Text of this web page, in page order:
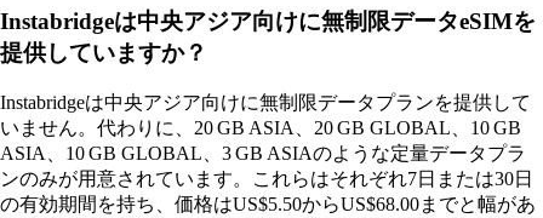
Instabridgeは中央アジア向けに無制限データeSIMを
提供していますか？
Instabridgeは中央アジア向けに無制限データプランを提供して
いません。代わりに、20 GB ASIA、20 GB GLOBAL、10 GB
ASIA、10 GB GLOBAL、3 GB ASIAのような定量データプラ
ンのみが用意されています。これらはそれぞれ7日または30日
の有効期間を持ち、価格はUS$5.50からUS$68.00までと幅があ